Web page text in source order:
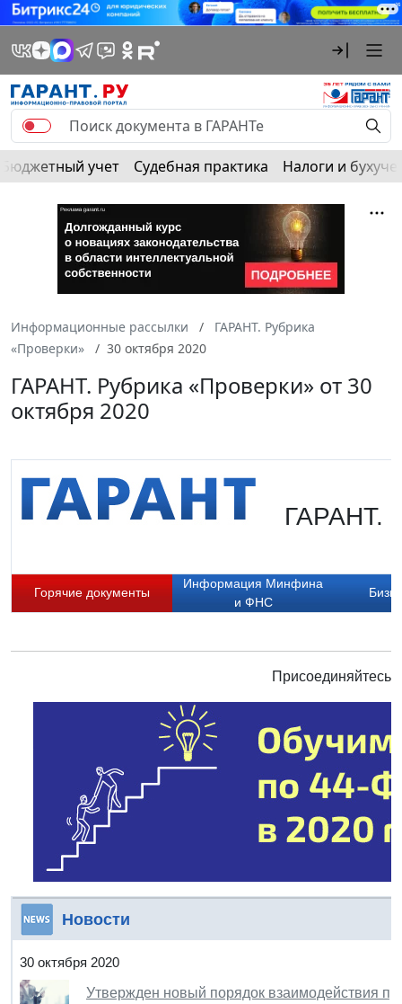
Бюджетный учет Судебная практика Налоги и
Информационные рассылки
ГАРАНТ. Рубрика
«Проверки»
30 октября 2020
ГАРАНТ. Рубрика «Проверки» от 30
октября 2020
ГАРАНТ.
Горячие документы
Информация Минфина
и ФНС
Присоединяйтесь
Новости
30 октября 2020
Утвержден новый порядок взаимодействия